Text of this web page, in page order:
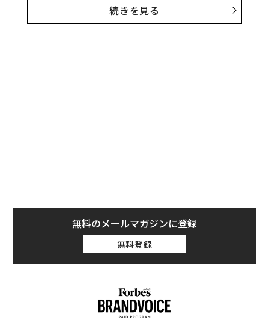
本社が移転すると、企業はIRSの手の届かない所に行っ
てしまう。もし、税金を払っている企業はIRSの手の届
なのである。さらに米国は、海外での収益が送金されて
きた場合に課税し続けているが、多くの諸外国ではその
ような取扱いはされていない。
続きを見る
無料のメールマガジンに登録
無料登録